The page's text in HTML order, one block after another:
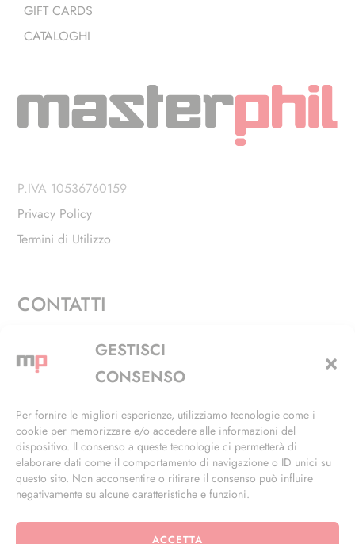
GESTISCI
CONSENSO
Per fornire le migliori esperienze, utilizziamo tecnologie come i
cookie per memorizzare e/o accedere alle informazioni del
dispositivo. Il consenso a queste tecnologie ci permetterà di
elaborare dati come il comportamento di navigazione o ID unici su
questo sito. Non acconsentire o ritirare il consenso può influire
negativamente su alcune caratteristiche e funzioni.
ACCETTA
GIFT CARDS
CATALOGHI
P.IVA 10536760159
Privacy Policy
Termini di Utilizzo
CONTATTI
Via Alfieri, 27 - Trezzano Sul Naviglio (MI)
+39 02 4846 3155
info@masterphil.it